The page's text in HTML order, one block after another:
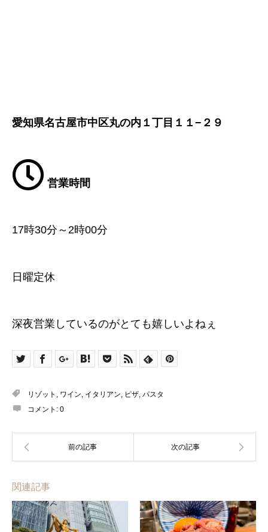
愛知県名古屋市中区丸の内１丁目１１−２９
営業時間
17時30分～2時00分
日曜定休
深夜営業しているのがとても嬉しいよねぇ
リゾット , ワイン, イタリアン, ピザ, パスタ
コメント: 0
関連記事